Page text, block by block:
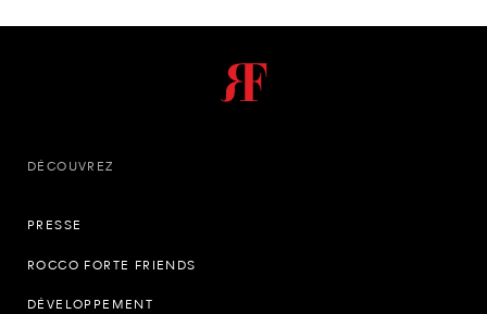
DÉCOUVREZ
PRESSE
ROCCO FORTE FRIENDS
DÉVELOPPEMENT